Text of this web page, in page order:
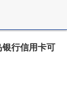
行信用卡可